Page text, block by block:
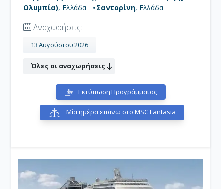
ομορφιές και σε μικρή απόσταση από την Αρχαία
Ολυμπία, όπου γίνονταν οι Ολυμπιακοί αγώνες στην
στην Ευρώπη και 4ο στον κόσμο. Άλλη μια πρωτιά για
το αγαπημένο μας νησί και κορυφαίο στον κόσμο!
Ολυμπία), Ελλάδα Σαντορίνη, Ελλάδα
Αναχωρήσεις:
13 Αυγούστου 2026
Όλες οι αναχωρήσεις
Εκτύπωση Προγράμματος
Μία ημέρα επάνω στο MSC Fantasia